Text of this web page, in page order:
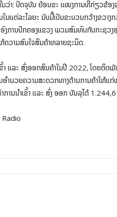
ວ່າ: ປັດຈຸບັນ ຍ້ອນຂະ ແໜງການທີ່ກ່ຽວຂ້ອງ
ແຕ່ລະໄລຍະ ນັບມື້ເປັນຂະບວນກວ້າງຂວາງ
ການປົກຄອງແຂວງ ພວມສົມທົບກັບກະຊວງອຸ
ຄວາມສົນໃຈສິນຄ້າຫລາຍຊະນິດ.
າ ແລະ ສົ່ງອອກສິນຄ້າໃນປີ 2022, ໂດຍຕິດ
ານວຍຄວາມສະດວກທາງດ້ານການຄ້າໃຫ້ແ
າການນໍາເຂົ້າ ແລະ ສົ່ງ ອອກ ບັນລຸໄດ້